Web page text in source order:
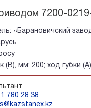
7200-
«Барановичский
(B), мм: 200; ход губки
780 28 38